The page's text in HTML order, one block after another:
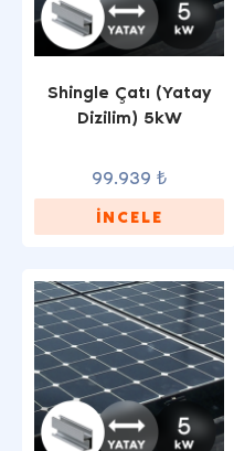
Shingle Çatı (Yatay
Dizilim) 5kW
99.939 ₺
İNCELE